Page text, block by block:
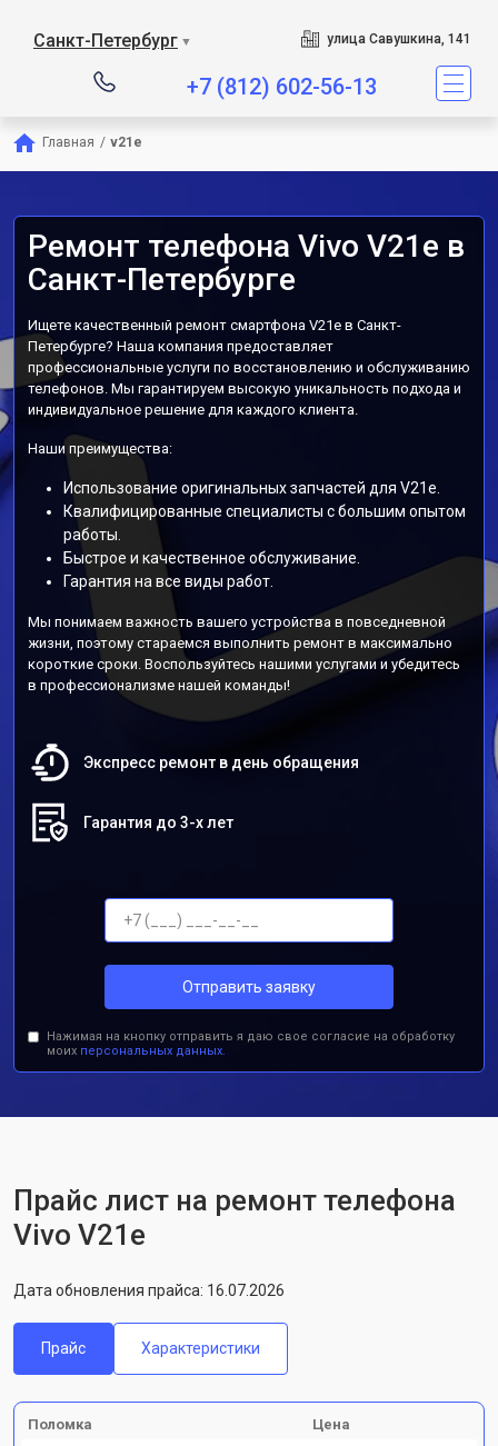
Санкт-Петербург ▼ улица Савушкина, 141
+7 (812) 602-56-13
Главная / v21e
Ремонт телефона Vivo V21e в
Санкт-Петербурге
Ищете качественный ремонт смартфона V21e в Санкт-
Петербурге? Наша компания предоставляет
профессиональные услуги по восстановлению и обслуживанию
телефонов. Мы гарантируем высокую уникальность подхода и
индивидуальное решение для каждого клиента.
Наши преимущества:
Использование оригинальных запчастей для V21e.
Квалифицированные специалисты с большим опытом
работы.
Быстрое и качественное обслуживание.
Гарантия на все виды работ.
Мы понимаем важность вашего устройства в повседневной
жизни, поэтому стараемся выполнить ремонт в максимально
короткие сроки. Воспользуйтесь нашими услугами и убедитесь
в профессионализме нашей команды!
Экспресс ремонт в день обращения
Гарантия до 3-х лет
Отправить заявку
Нажимая на кнопку отправить я даю свое согласие на обработку
моих персональных данных.
Прайс лист на ремонт телефона
Vivo V21e
Дата обновления прайса: 16.07.2026
Прайс Характеристики
Поломка Цена